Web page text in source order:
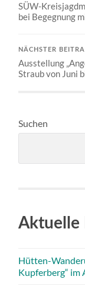
SÜW-
bei Begegnung
NÄCHSTER
Ausstellung
Straub von Juni
Suchen
Aktuelle
Hütten-
Kupferberg“ im